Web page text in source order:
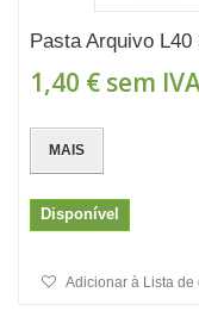
Pasta Arquivo
1,40 € sem
MAIS
Disponível
Adicionar à Lista de